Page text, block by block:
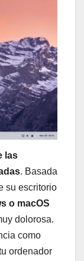
las
. Basada
su escritorio
o macOS
dolorosa.
como
ordenador